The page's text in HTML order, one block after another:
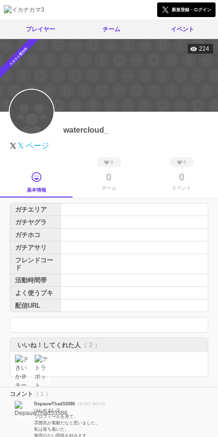
新規登録・ログイン
プレイヤー チーム イベント
スカウト受付中 224
watercloud_
𝕏 ページ
基本情報
0
0
チーム
0
0
イベント
ガチエリア
ガチヤグラ
ガチホコ
ガチアサリ
フレンドコー
ド
活動時間帯
よく使うブキ
配信URL
いいね！してくれた人 （ 2 ）
コメント （ 1 ）
DepauwThad53586 1月15日 2時27分
はじめまして。
プロフィールを見て、
雰囲気が素敵だなと思いました。
私は落ち着いた、
無理のない関係を好みます。